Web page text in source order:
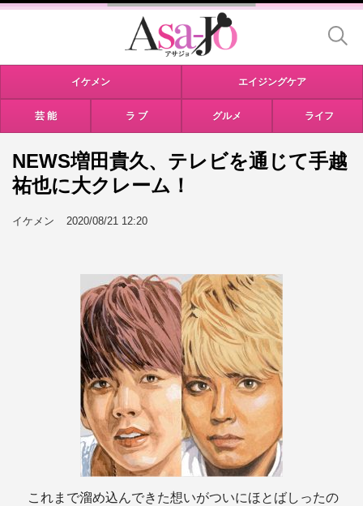
イケメン エイジングケア
芸 能 ラ ブ グルメ ライフ
NEWS増田貴久、テレビを通じて手越
祐也に大クレーム！
イケメン 2020/08/21 12:20
これまで溜め込んできた想いがついにほとばしったの